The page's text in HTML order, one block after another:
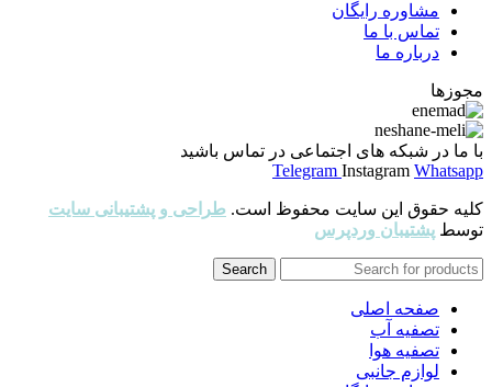
مشاوره رایگان
تماس با ما
درباره ما
مجوزها
با ما در شبکه های اجتماعی در تماس باشید
Telegram Instagram Whatsapp
کلیه حقوق این سایت محفوظ است. طراحی و پشتیبانی سایت
توسط پشتیبان وردپرس
Search
صفحه اصلی
تصفیه آب
تصفیه هوا
لوازم جانبی